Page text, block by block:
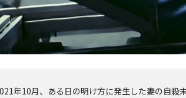
年10月、ある日の明け方に発生した妻の自殺